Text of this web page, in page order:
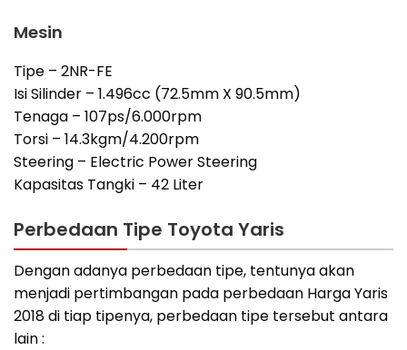
Mesin
Tipe – 2NR-FE
Isi Silinder – 1.496cc (72.5mm X 90.5mm)
Tenaga – 107ps/6.000rpm
Torsi – 14.3kgm/4.200rpm
Steering – Electric Power Steering
Kapasitas Tangki – 42 Liter
Perbedaan Tipe Toyota Yaris
Dengan adanya perbedaan tipe, tentunya akan
menjadi pertimbangan pada perbedaan Harga Yaris
2018 di tiap tipenya, perbedaan tipe tersebut antara
lain :